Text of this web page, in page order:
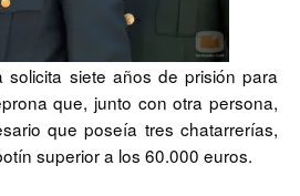
solicita siete años de prisión para
que, junto con otra persona,
que poseía tres chatarrerías,
superior a los 60.000 euros.